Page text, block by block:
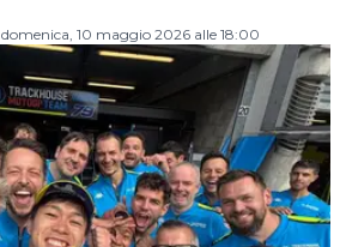
domenica, 10 maggio 2026 alle 18:00